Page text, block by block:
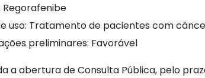
Regorafenibe
uso: Tratamento de pacientes com
preliminares: Favorável
a abertura de Consulta Pública, pelo